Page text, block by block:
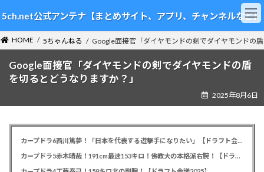
ン
テ
ン
ツ
ビ
ゲ
ー
シ
5ch.net公式アンテナ【まとめサイト、アプリ、チャンネルなど】
HOME 5ちゃんねる Google面接官「ダイヤモンドの剣でダイヤモンドの
Google面接官「ダイヤモンドの剣でダイヤモンドの盾
を切るとどうなりますか？」
2025年8月6日
カープドラ6西川篤夢！「日本を代表する遊撃手になりたい」【ドラフト会議2025】
カープドラ5赤木晴哉！191cm最速153キロ！佛教大の本格派右腕！【ドラフト会議2025】